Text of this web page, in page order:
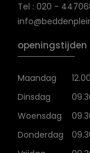
Tel : 020 -
openingstijden
Maandag
Dinsdag
Woensdag
Donderdag